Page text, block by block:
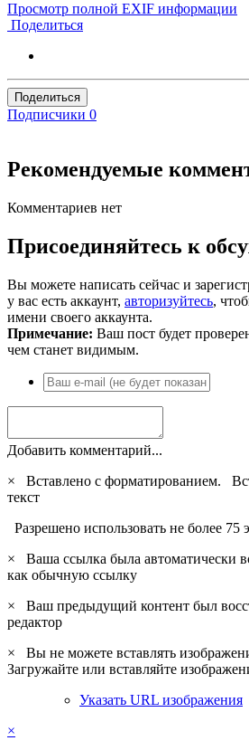
Просмотр полной EXIF информации
Поделиться
Поделиться
Подписчики 0
Рекомендуемые
Комментариев нет
Присоединяйтесь к
Вы можете написать сейчас и
у вас есть аккаунт, авторизуйтесь,
имени своего аккаунта.
Примечание: Ваш пост будет
чем станет видимым.
Добавить комментарий...
×
Вставлено с форматированием.
текст
Разрешено использовать не более 75
×
Ваша ссылка была автоматически
как обычную ссылку
×
Ваш предыдущий контент был
редактор
×
Вы не можете вставлять
Загружайте или вставляйте
Указать URL изображения
×